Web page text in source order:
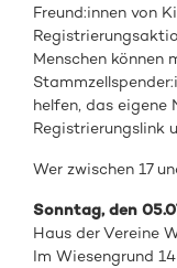
Freund:innen von
Menschen können
helfen, das eigene
Registrierungslink
Wer zwischen 17
Sonntag, den
Haus der Vereine
Im Wiesengrund 14